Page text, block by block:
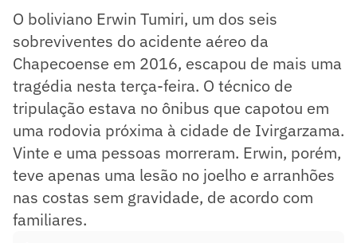
O boliviano Erwin Tumiri, um dos seis
sobreviventes do acidente aéreo da
Chapecoense em 2016, escapou de mais uma
tragédia nesta terça-feira. O técnico de
tripulação estava no ônibus que capotou em
uma rodovia próxima à cidade de Ivirgarzama.
Vinte e uma pessoas morreram. Erwin, porém,
teve apenas uma lesão no joelho e arranhões
nas costas sem gravidade, de acordo com
familiares.